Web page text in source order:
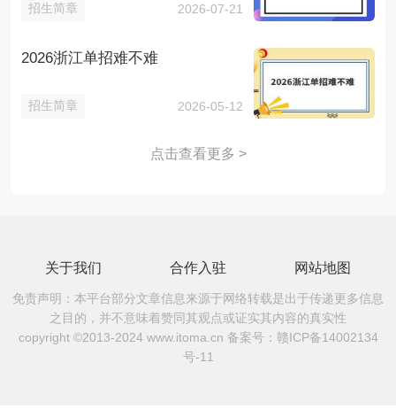
招生简章 2026-07-21
2026浙江单招难不难
招生简章 2026-05-12
点击查看更多 >
关于我们 合作入驻 网站地图
免责声明：本平台部分文章信息来源于网络转载是出于传递更多信息
之目的，并不意味着赞同其观点或证实其内容的真实性
copyright ©2013-2024 www.itoma.cn 备案号： 赣ICP备14002134
号-11